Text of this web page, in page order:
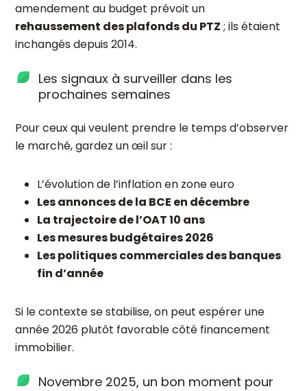
amendement au budget prévoit un
rehaussement des plafonds du PTZ ; ils étaient
inchangés depuis 2014.
Les signaux à surveiller dans les
prochaines semaines
Pour ceux qui veulent prendre le temps d’observer
le marché, gardez un œil sur :
L’évolution de l’inflation en zone euro
Les annonces de la BCE en décembre
La trajectoire de l’OAT 10 ans
Les mesures budgétaires 2026
Les politiques commerciales des banques
fin d’année
Si le contexte se stabilise, on peut espérer une
année 2026 plutôt favorable côté financement
immobilier.
Novembre 2025, un bon moment pour